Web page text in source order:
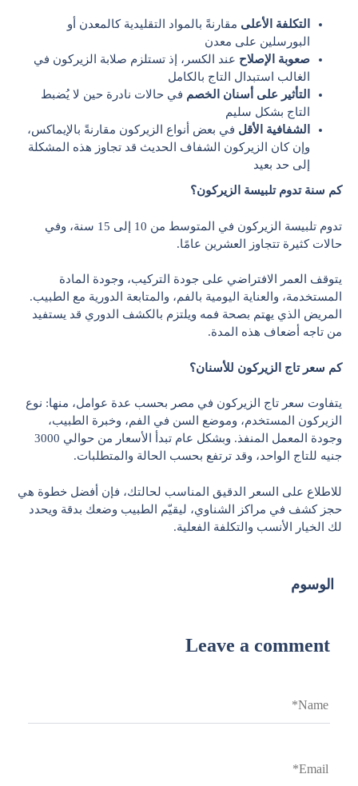
التكلفة الأعلى مقارنةً بالمواد التقليدية كالمعدن أو
البورسلين على معدن
صعوبة الإصلاح عند الكسر، إذ تستلزم صلابة الزيركون في
الغالب استبدال التاج بالكامل
التأثير على أسنان الخصم في حالات نادرة حين لا يُضبط
التاج بشكل سليم
الشفافية الأقل في بعض أنواع الزيركون مقارنةً بالإيماكس،
وإن كان الزيركون الشفاف الحديث قد تجاوز هذه المشكلة
إلى حد بعيد
كم سنة تدوم تلبيسة الزيركون؟
تدوم تلبيسة الزيركون في المتوسط من 10 إلى 15 سنة، وفي
حالات كثيرة تتجاوز العشرين عامًا.
يتوقف العمر الافتراضي على جودة التركيب، وجودة المادة
المستخدمة، والعناية اليومية بالفم، والمتابعة الدورية مع الطبيب.
المريض الذي يهتم بصحة فمه ويلتزم بالكشف الدوري قد يستفيد
من تاجه أضعاف هذه المدة.
كم سعر تاج الزيركون للأسنان؟
يتفاوت سعر تاج الزيركون في مصر بحسب عدة عوامل، منها: نوع
الزيركون المستخدم، وموضع السن في الفم، وخبرة الطبيب،
وجودة المعمل المنفذ. وبشكل عام تبدأ الأسعار من حوالي 3000
جنيه للتاج الواحد، وقد ترتفع بحسب الحالة والمتطلبات.
للاطلاع على السعر الدقيق المناسب لحالتك، فإن أفضل خطوة هي
حجز كشف في مراكز الشناوي، ليقيّم الطبيب وضعك بدقة ويحدد
لك الخيار الأنسب والتكلفة الفعلية.
الوسوم
Leave a comment